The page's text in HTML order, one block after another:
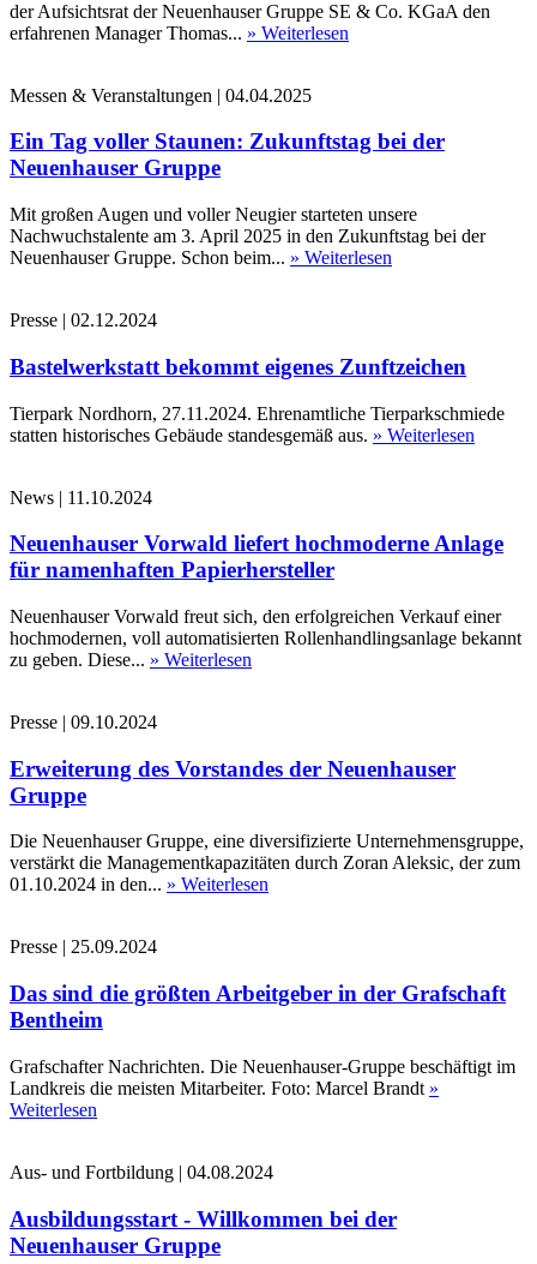
der Aufsichtsrat der Neuenhauser Gruppe SE & Co. KGaA den
erfahrenen Manager Thomas... » Weiterlesen
Messen & Veranstaltungen | 04.04.2025
Ein Tag voller Staunen: Zukunftstag bei der
Neuenhauser Gruppe
Mit großen Augen und voller Neugier starteten unsere
Nachwuchstalente am 3. April 2025 in den Zukunftstag bei der
Neuenhauser Gruppe. Schon beim... » Weiterlesen
Presse | 02.12.2024
Bastelwerkstatt bekommt eigenes Zunftzeichen
Tierpark Nordhorn, 27.11.2024. Ehrenamtliche Tierparkschmiede
statten historisches Gebäude standesgemäß aus. » Weiterlesen
News | 11.10.2024
Neuenhauser Vorwald liefert hochmoderne Anlage
für namenhaften Papierhersteller
Neuenhauser Vorwald freut sich, den erfolgreichen Verkauf einer
hochmodernen, voll automatisierten Rollenhandlingsanlage bekannt
zu geben. Diese... » Weiterlesen
Presse | 09.10.2024
Erweiterung des Vorstandes der Neuenhauser
Gruppe
Die Neuenhauser Gruppe, eine diversifizierte Unternehmensgruppe,
verstärkt die Managementkapazitäten durch Zoran Aleksic, der zum
01.10.2024 in den... » Weiterlesen
Presse | 25.09.2024
Das sind die größten Arbeitgeber in der Grafschaft
Bentheim
Grafschafter Nachrichten. Die Neuenhauser-Gruppe beschäftigt im
Landkreis die meisten Mitarbeiter. Foto: Marcel Brandt »
Weiterlesen
Aus- und Fortbildung | 04.08.2024
Ausbildungsstart - Willkommen bei der
Neuenhauser Gruppe